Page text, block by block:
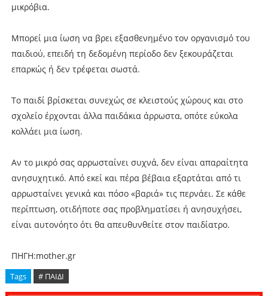
μικρόβια.
Μπορεί μια ίωση να βρει εξασθενημένο τον οργανισμό του
παιδιού, επειδή τη δεδομένη περίοδο δεν ξεκουράζεται
επαρκώς ή δεν τρέφεται σωστά.
Το παιδί βρίσκεται συνεχώς σε κλειστούς χώρους και στο
σχολείο έρχονται άλλα παιδάκια άρρωστα, οπότε εύκολα
κολλάει μια ίωση.
Αν το μικρό σας αρρωσταίνει συχνά, δεν είναι απαραίτητα
ανησυχητικό. Από εκεί και πέρα βέβαια εξαρτάται από τι
αρρωσταίνει γενικά και πόσο «βαριά» τις περνάει. Σε κάθε
περίπτωση, οτιδήποτε σας προβληματίσει ή ανησυχήσει,
είναι αυτονόητο ότι θα απευθυνθείτε στον παιδίατρο.
ΠΗΓΗ:mother.gr
Tags # ΠΑΙΔΙ